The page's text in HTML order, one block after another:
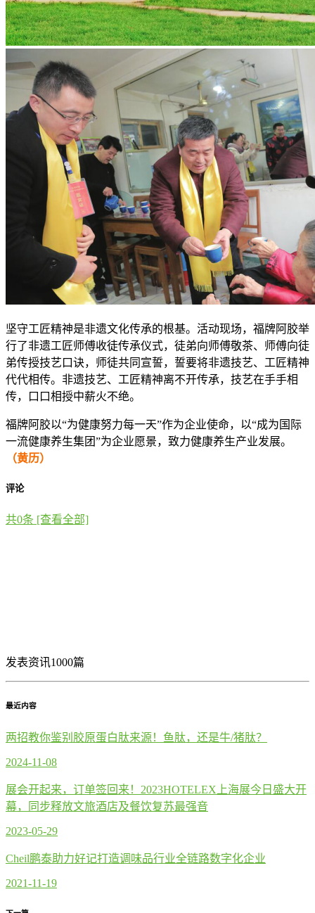
坚守工匠精神是非遗文化传承的根基。活动现场，福牌阿胶举
行了非遗工匠师傅收徒传承仪式，徒弟向师傅敬茶、师傅向徒
弟传授技艺口诀，师徒共同宣誓，誓要将非遗技艺、工匠精神
代代相传。非遗技艺、工匠精神离不开传承，技艺在手手相
传，口口相授中薪火不绝。
福牌阿胶以“为健康努力每一天”作为企业使命，以“成为国际
一流健康养生集团”为企业愿景，致力健康养生产业发展。
（黄历）
评论
共0条 [查看全部]
发表资讯1000篇
最近内容
两招教你鉴别胶原蛋白肽来源！鱼肽，还是牛/猪肽？
2024-11-08
展会开起来，订单签回来！2023HOTELEX上海展今日盛大开
幕，同步释放文旅酒店及餐饮复苏最强音
2023-05-29
Cheil鹏泰助力好记打造调味品行业全链路数字化企业
2021-11-19